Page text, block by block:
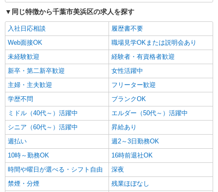
キープ
派遣社員
株式会社kotrio /●CB-H-2031349
≪海浜幕張≫年齢不問！０からスタートでも活
躍できる看護助手♪
時給1600円〜2250円 ＜日払い有/週払い有/交
通費全支給(ガソリン代含む)＞
千葉市美浜区|最寄り駅：海浜幕張
キープ 詳細を見る
派遣社員
株式会社kotrio /●CB-H-1879797
＜稲毛海岸駅＞病院の看護助手＊医療行為はあ
りません！補助のみ！
時給1500円〜2125円 ＜日払い有/週払い有/交
同じ特徴から千葉市美浜区の求人を探す
入社日応相談
履歴書不要
Web面接OK
職場見学OKまたは説明会あり
未経験歓迎
経験者・有資格者歓迎
新卒・第二新卒歓迎
女性活躍中
主婦・主夫歓迎
フリーター歓迎
学歴不問
ブランクOK
ミドル（40代～）活躍中
エルダー（50代～）活躍中
シニア（60代～）活躍中
昇給あり
週払い
週2～3日勤務OK
10時～勤務OK
16時前退社OK
時間や曜日が選べる・シフト自由
深夜
禁煙・分煙
残業ほぼなし